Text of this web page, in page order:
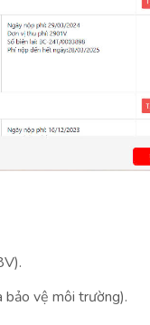
bảo vệ môi trường).